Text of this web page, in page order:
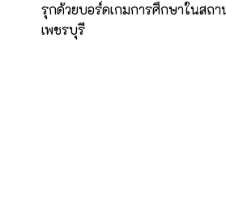
รุกด้วยบอร์ดเกมการศึกษาในสถ
เพชรบุรี